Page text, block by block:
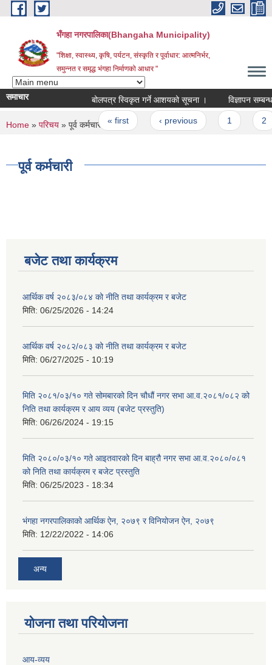
Skip to main content
भँगहा नगरपालिका(Bhangaha Municipality)
"शिक्षा, स्वास्थ्य, कृषि, पर्यटन, संस्कृति र पूर्वाधार: आत्मनिर्भर,
समुन्नत र समृद्ध भंगहा निर्माणको आधार "
समाचार बोलपत्र स्विकृत गर्ने आशयको सूचना । विज्ञापन सम्बन्धमा
Pages
« first ‹ previous
You are here
Home » परिचय » पूर्व कर्मचारी
पूर्व कर्मचारी
बजेट तथा कार्यक्रम
आर्थिक वर्ष २०८३/०८४ को नीति तथा कार्यक्रम र बजेट
मिति: 06/25/2026 - 14:24
आर्थिक वर्ष २०८२/०८३ को नीति तथा कार्यक्रम र बजेट
मिति: 06/27/2025 - 10:19
मिति २०८१/०३/१० गते सोमबारको दिन चौधौं नगर सभा आ.व.२०८१/०८२ को
निति तथा कार्यक्रम र आय व्यय (बजेट प्रस्तुति)
मिति: 06/26/2024 - 19:15
मिति २०८०/०३/१० गते आइतवारको दिन बाह्रौ नगर सभा आ.व.२०८०/०८१
को निति तथा कार्यक्रम र बजेट प्रस्तुति
मिति: 06/25/2023 - 18:34
भंगहा नगरपालिकाको आर्थिक ऐन, २०७९ र विनियोजन ऐन, २०७९
मिति: 12/22/2022 - 14:06
अन्य
योजना तथा परियोजना
आय-व्यय